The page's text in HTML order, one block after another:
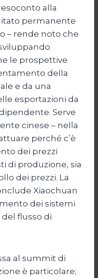
alla
permanente
– rende noto che
le prospettive
della
e da una
esportazioni da
Serve
cinese – nella
perché c’è
dei prezzi
di produzione, sia
dei prezzi. La
Xiaochuan
dei sistemi
flusso di
al summit di
è particolare;